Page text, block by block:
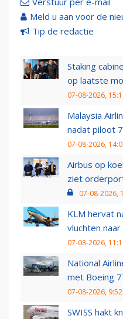
Meld u aan voor de
Tip de redactie
Staking
op laatste
07-08-2026,
Malaysia
nadat piloot
07-08-2026,
Airbus op
ziet
07-08-2026,
KLM hervat
vluchten
07-08-2026,
National
met Boeing
07-08-2026, 9:52
SWISS hakt